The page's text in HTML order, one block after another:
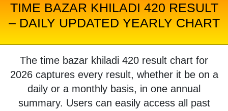
TIME BAZAR KHILADI 420 RESULT
– DAILY UPDATED YEARLY CHART
The time bazar khiladi 420 result chart for
2026 captures every result, whether it be on a
daily or a monthly basis, in one annual
summary. Users can easily access all past